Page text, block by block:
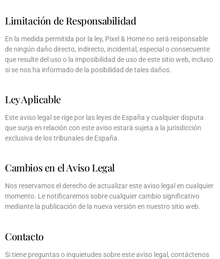
Limitación de Responsabilidad
En la medida permitida por la ley, Pixel & Home no será responsable
de ningún daño directo, indirecto, incidental, especial o consecuente
que resulte del uso o la imposibilidad de uso de este sitio web, incluso
si se nos ha informado de la posibilidad de tales daños.
Ley Aplicable
Este aviso legal se rige por las leyes de España y cualquier disputa
que surja en relación con este aviso estará sujeta a la jurisdicción
exclusiva de los tribunales de España.
Cambios en el Aviso Legal
Nos reservamos el derecho de actualizar este aviso legal en cualquier
momento. Le notificaremos sobre cualquier cambio significativo
mediante la publicación de la nueva versión en nuestro sitio web.
Contacto
Si tiene preguntas o inquietudes sobre este aviso legal, contáctenos